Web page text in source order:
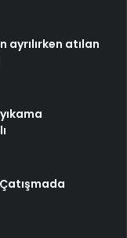
ayrılırken atılan